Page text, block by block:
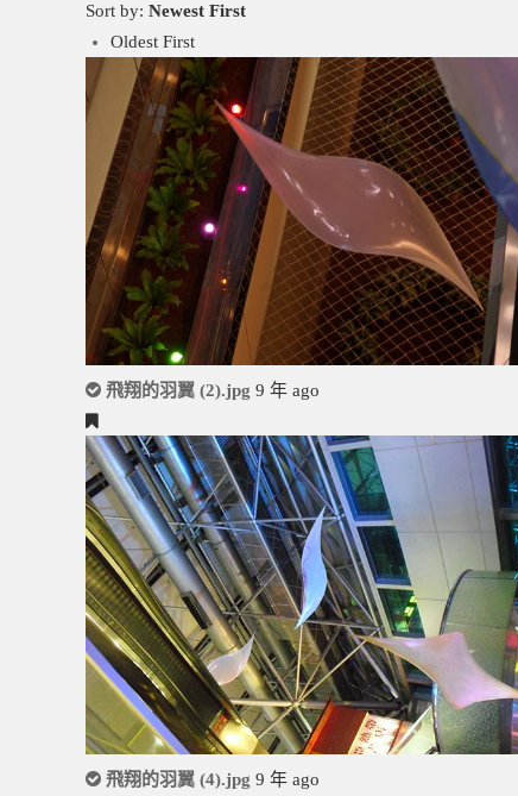
Sort by: Newest First
Oldest First
飛翔的羽翼 (2).jpg 9 年 ago
飛翔的羽翼 (4).jpg 9 年 ago